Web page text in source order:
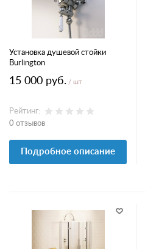
Установка душевой стойки
Burlington
15 000 руб. / шт
Рейтинг:
0 отзывов
Подробное описание